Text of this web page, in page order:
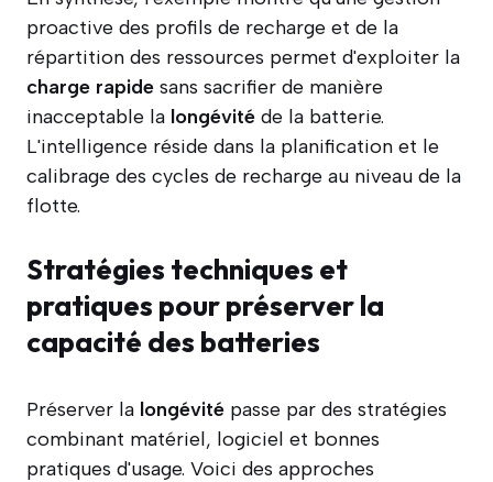
proactive des profils de recharge et de la
répartition des ressources permet d'exploiter la
charge rapide sans sacrifier de manière
inacceptable la longévité de la batterie.
L'intelligence réside dans la planification et le
calibrage des cycles de recharge au niveau de la
flotte.
Stratégies techniques et
pratiques pour préserver la
capacité des batteries
Préserver la longévité passe par des stratégies
combinant matériel, logiciel et bonnes
pratiques d'usage. Voici des approches